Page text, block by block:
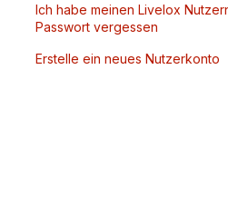
Ich habe meinen Livelox
Passwort vergessen
Erstelle ein neues Nutzerkonto